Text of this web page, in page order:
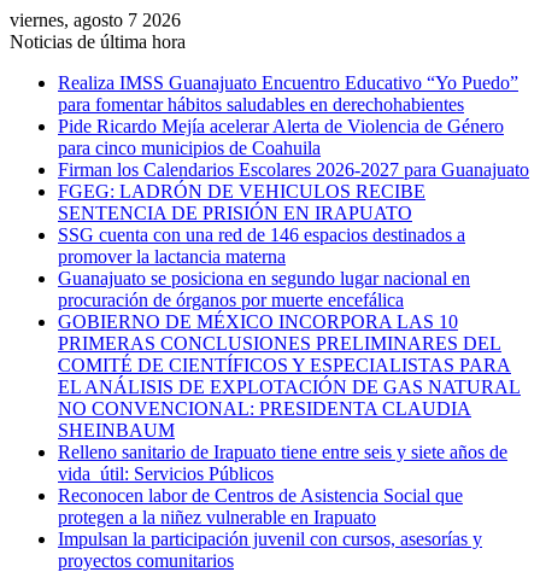
viernes, agosto 7 2026
Noticias de última hora
Realiza IMSS Guanajuato Encuentro Educativo “Yo Puedo”
para fomentar hábitos saludables en derechohabientes
Pide Ricardo Mejía acelerar Alerta de Violencia de Género
para cinco municipios de Coahuila
Firman los Calendarios Escolares 2026-2027 para Guanajuato
FGEG: LADRÓN DE VEHICULOS RECIBE
SENTENCIA DE PRISIÓN EN IRAPUATO
SSG cuenta con una red de 146 espacios destinados a
promover la lactancia materna
Guanajuato se posiciona en segundo lugar nacional en
procuración de órganos por muerte encefálica
GOBIERNO DE MÉXICO INCORPORA LAS 10
PRIMERAS CONCLUSIONES PRELIMINARES DEL
COMITÉ DE CIENTÍFICOS Y ESPECIALISTAS PARA
EL ANÁLISIS DE EXPLOTACIÓN DE GAS NATURAL
NO CONVENCIONAL: PRESIDENTA CLAUDIA
SHEINBAUM
Relleno sanitario de Irapuato tiene entre seis y siete años de
vida útil: Servicios Públicos
Reconocen labor de Centros de Asistencia Social que
protegen a la niñez vulnerable en Irapuato
Impulsan la participación juvenil con cursos, asesorías y
proyectos comunitarios